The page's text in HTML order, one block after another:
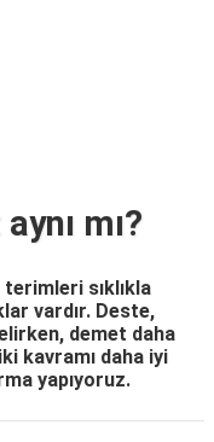
mı?
sıklıkla
vardır. Deste,
demet daha
kavramı daha iyi
yapıyoruz.